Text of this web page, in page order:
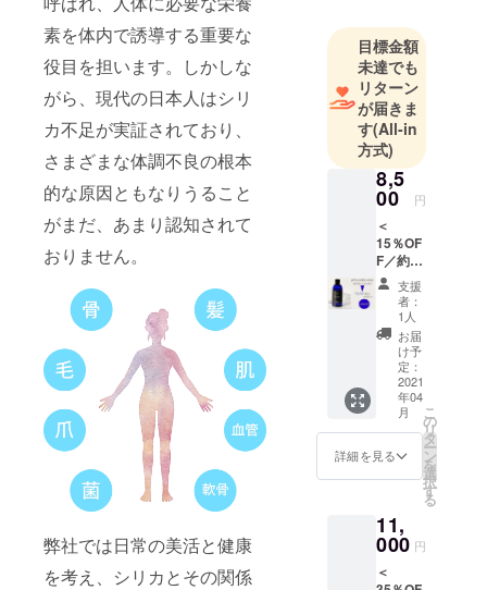
素を体内で誘導する重要な
役目を担います。しかしな
がら、現代の日本人はシリ
カ不足が実証されており、
さまざまな体調不良の根本
的な原因ともなりうること
がまだ、あまり認知されて
おりません。
弊社では日常の美活と健康
を考え、シリカとその関係
目標はアン
チエイジン
グ、いつま
でも健康寿
命を伸ばす
ことが目標
です。
薬に頼らず
免疫力を上
げることが
病気と戦う
体力づく
り、健康づ
くりを目指
しておりま
す。
いつまでも
美しく若々
しく健康を
系のサプリ
メントや化
粧品も開発
目標金額
未達でも
リターン
が届きま
す(All-in
方式)
8,5
00 円
＜
15％OF
F／約
1ヶ月分
＞ ★Si-
lica1（
シリカ
ワン）
内容
量：
140mL
定価
9,936円
（税
込）の
とこ
15％OF
Fの
8,500円
（税
支援
者：
1人
お届
け予
定：
2021
年04
月
詳細を見る
こ
の
リ
タ
ー
ン
を
選
択
す
る
11,
000 円
＜